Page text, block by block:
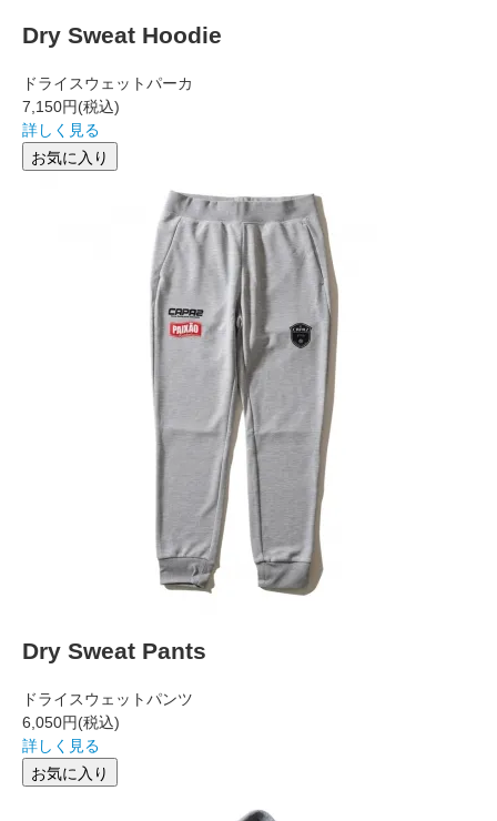
Dry Sweat Hoodie
ドライスウェットパーカ
7,150円(税込)
詳しく見る
お気に入り
Dry Sweat Pants
ドライスウェットパンツ
6,050円(税込)
詳しく見る
お気に入り